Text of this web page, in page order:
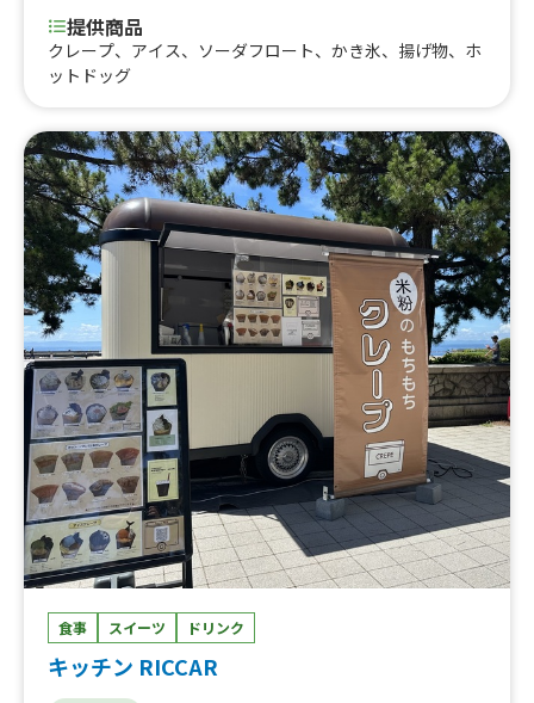
提供商品
クレープ、アイス、ソーダフロート、かき氷、揚げ物、ホ
ットドッグ
食事 スイーツ ドリンク
キッチン RICCAR